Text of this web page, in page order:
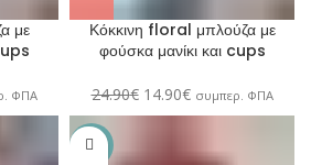
με
ΦΠΑ
Κόκκινη floral μπλούζα με
φούσκα μανίκι και cups
24.90€ 14.90€ συμπερ. ΦΠΑ
-60%